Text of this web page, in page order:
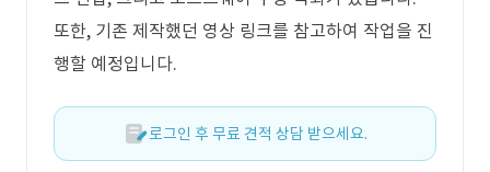
또한, 기존 제작했던 영상 링크를 참고하여 작업을 진
행할 예정입니다.
로그인 후 무료 견적 상담 받으세요.